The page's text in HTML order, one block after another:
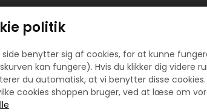
politik
side benytter sig af cookies, for at kunne
kan fungere). Hvis du klikker dig videre
du automatisk, at vi benytter disse
cookies shoppen bruger, ved at læse om
designelement i dit
fraYKK, kan du regne
For det bedste og mest
sytråd
og bruger en
softshell, denim eller